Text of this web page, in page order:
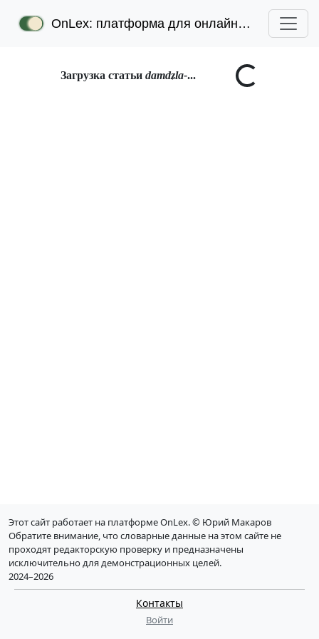
OnLex: платформа для онлайн-лексикографии
Загрузка статьи damdʑla-...
Этот сайт работает на платформе OnLex. © Юрий Макаров
Обратите внимание, что словарные данные на этом сайте не
проходят редакторскую проверку и предназначены
исключительно для демонстрационных целей.
2024–2026
Контакты
Войти